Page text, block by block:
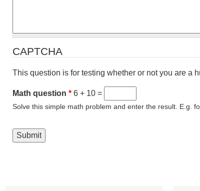
CAPTCHA
This question is for testing whether or not you are a
Math question * 6 + 10 =
Solve this simple math problem and enter the result. E.g.